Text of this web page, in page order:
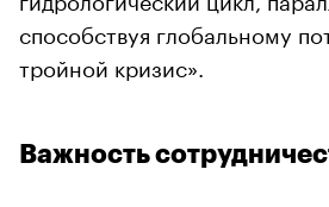
способствуя глобальному
тройной кризис».
Важность